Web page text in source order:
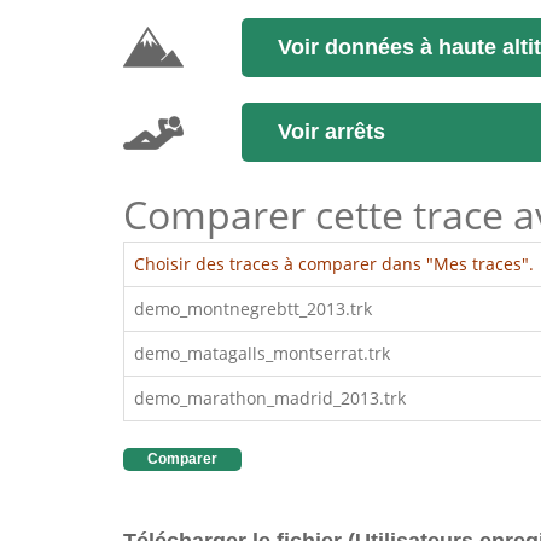
Voir données à haute
Voir arrêts
Comparer cette trace
Choisir des traces à comparer dans "Mes traces".
demo_montnegrebtt_2013.trk
demo_matagalls_montserrat.trk
demo_marathon_madrid_2013.trk
Comparer